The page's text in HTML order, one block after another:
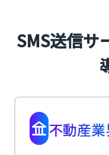
SMS送信サ
不動産業